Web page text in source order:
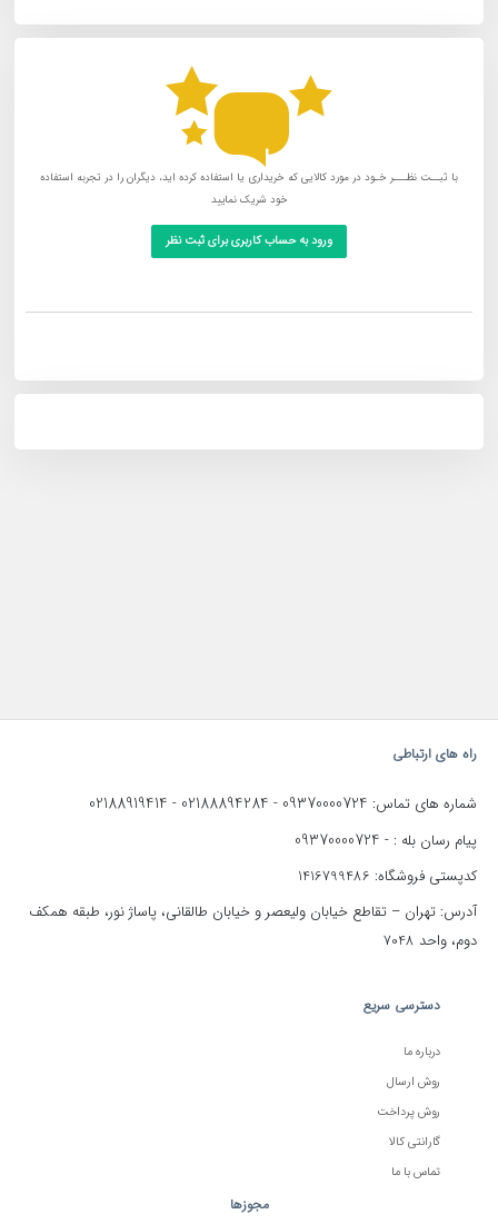
با ثبــت نظـــر خـود در مورد کالایی که خریداری یا استفاده کرده اید، دیگران را در تجربه استفاده
خود شریک نمایید
ورود به حساب کاربری برای ثبت نظر
راه های ارتباطی
شماره های تماس: 09370000724
-
02188894284
-
02188919414
پیام رسان بله : - 09370000724
کدپستی فروشگاه: 1416799486
آدرس: تهران – تقاطع خیابان ولیعصر و خیابان طالقانی، پاساژ نور، طبقه همکف
دوم، واحد 7048
دسترسی سریع
درباره ما
روش ارسال
روش پرداخت
گارانتی کالا
تماس با ما
مجوزها